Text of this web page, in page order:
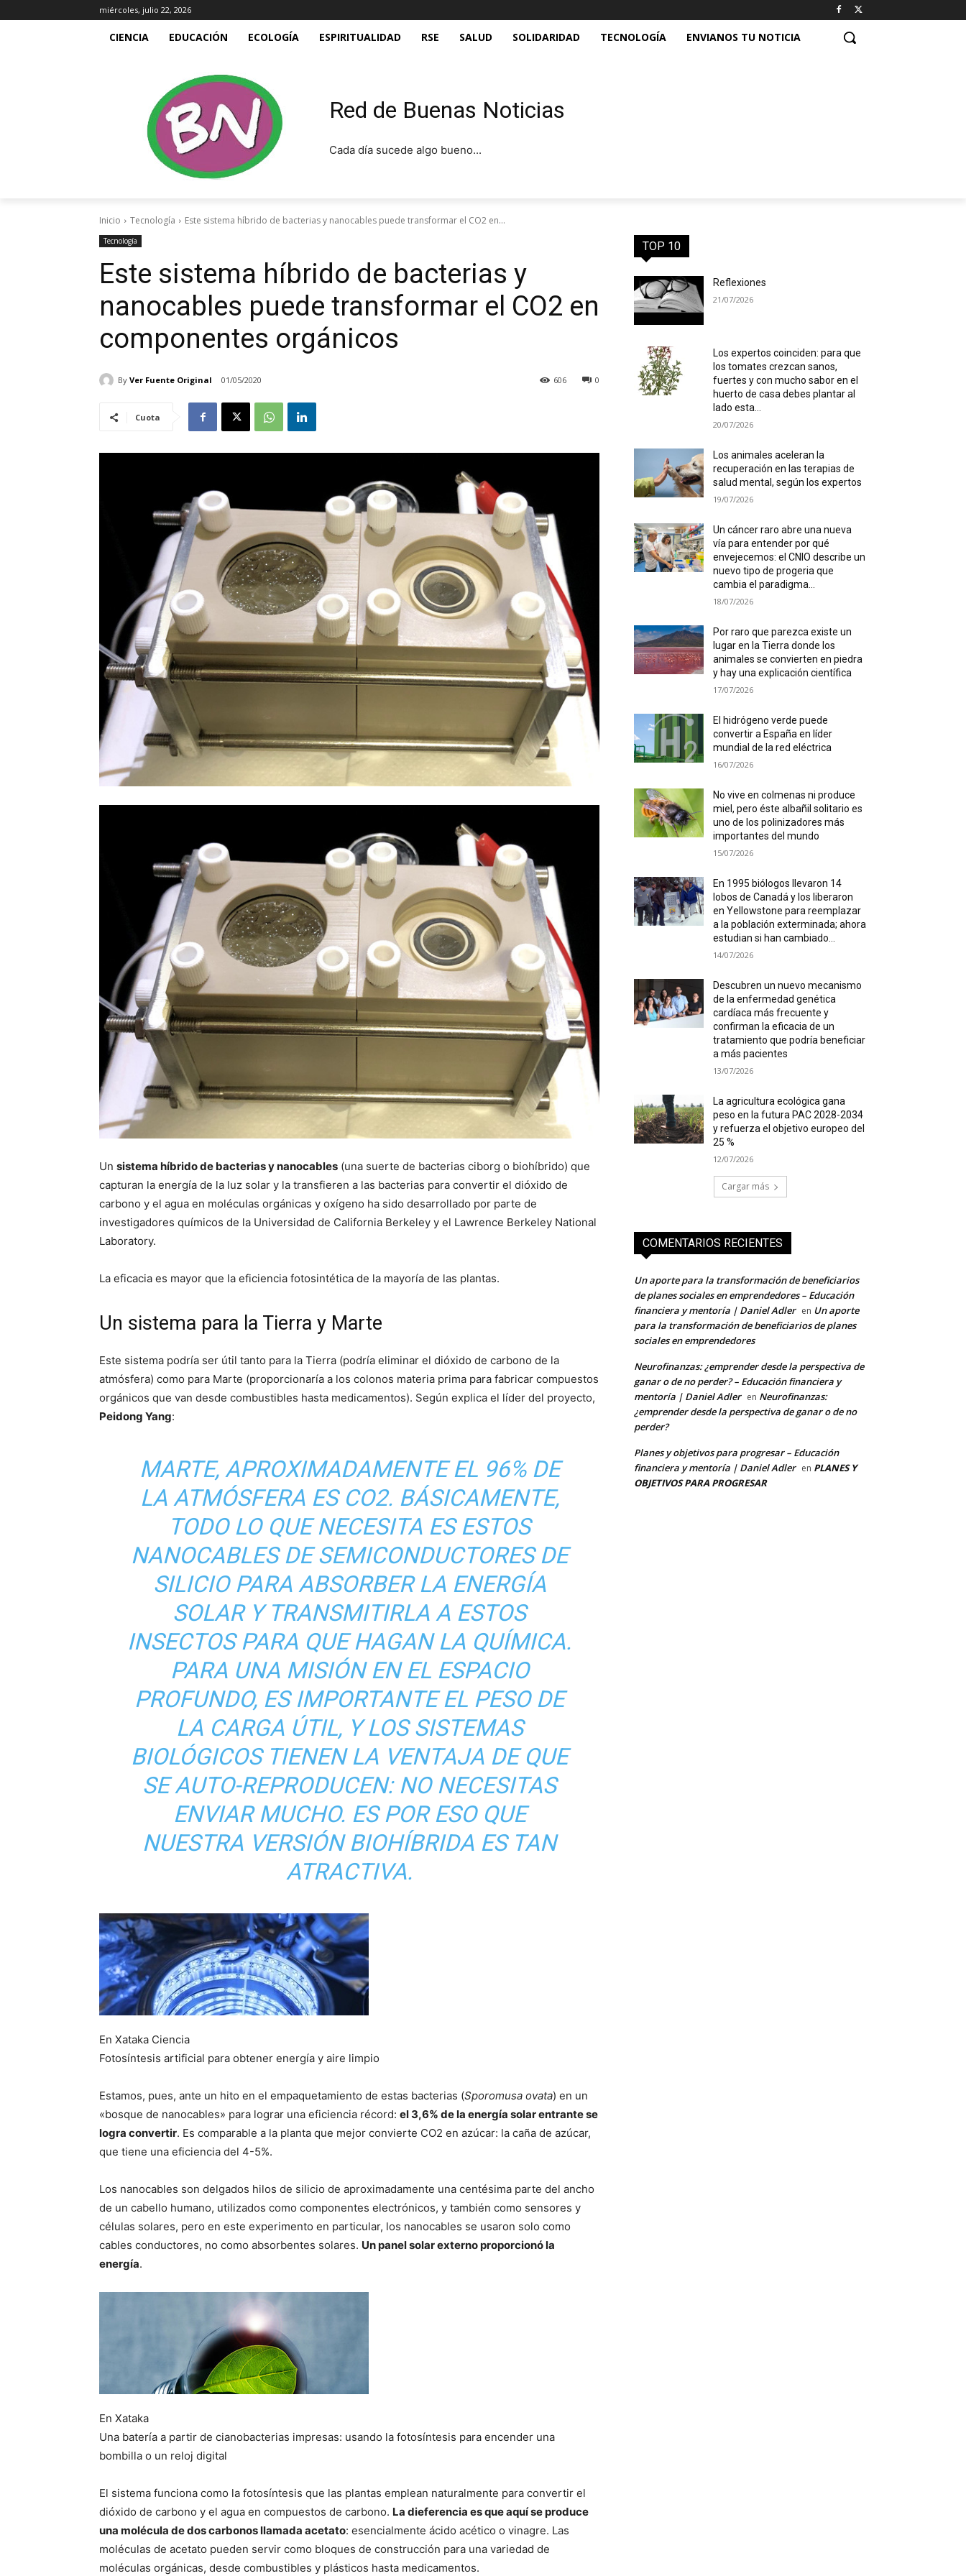
miércoles, julio 22, 2026
CIENCIA EDUCACIÓN ECOLOGÍA ESPIRITUALIDAD RSE SALUD SOLIDARIDAD TECNOLOGÍA ENVIANOS TU NOTICIA
Red de Buenas Noticias
Cada día sucede algo bueno...
Inicio Tecnología Este sistema híbrido de bacterias y nanocables puede transformar el CO2 en...
Tecnología
Este sistema híbrido de bacterias y
nanocables puede transformar el CO2 en
componentes orgánicos
By Ver Fuente Original 01/05/2020 0
606
Cuota
Un sistema híbrido de bacterias y nanocables (una suerte de bacterias ciborg o biohíbrido) que
capturan la energía de la luz solar y la transfieren a las bacterias para convertir el dióxido de
carbono y el agua en moléculas orgánicas y oxígeno ha sido desarrollado por parte de
investigadores químicos de la Universidad de California Berkeley y el Lawrence Berkeley National
Laboratory.
La eficacia es mayor que la eficiencia fotosintética de la mayoría de las plantas.
Un sistema para la Tierra y Marte
Este sistema podría ser útil tanto para la Tierra (podría eliminar el dióxido de carbono de la
atmósfera) como para Marte (proporcionaría a los colonos materia prima para fabricar compuestos
orgánicos que van desde combustibles hasta medicamentos). Según explica el líder del proyecto,
Peidong Yang:
MARTE, APROXIMADAMENTE EL 96% DE
LA ATMÓSFERA ES CO2. BÁSICAMENTE,
TODO LO QUE NECESITA ES ESTOS
NANOCABLES DE SEMICONDUCTORES DE
SILICIO PARA ABSORBER LA ENERGÍA
SOLAR Y TRANSMITIRLA A ESTOS
INSECTOS PARA QUE HAGAN LA QUÍMICA.
PARA UNA MISIÓN EN EL ESPACIO
PROFUNDO, ES IMPORTANTE EL PESO DE
LA CARGA ÚTIL, Y LOS SISTEMAS
BIOLÓGICOS TIENEN LA VENTAJA DE QUE
SE AUTO-REPRODUCEN: NO NECESITAS
ENVIAR MUCHO. ES POR ESO QUE
NUESTRA VERSIÓN BIOHÍBRIDA ES TAN
ATRACTIVA.
En Xataka Ciencia
Fotosíntesis artificial para obtener energía y aire limpio
Estamos, pues, ante un hito en el empaquetamiento de estas bacterias (Sporomusa ovata) en un
«bosque de nanocables» para lograr una eficiencia récord: el 3,6% de la energía solar entrante se
logra convertir. Es comparable a la planta que mejor convierte CO2 en azúcar: la caña de azúcar,
que tiene una eficiencia del 4-5%.
Los nanocables son delgados hilos de silicio de aproximadamente una centésima parte del ancho
de un cabello humano, utilizados como componentes electrónicos, y también como sensores y
células solares, pero en este experimento en particular, los nanocables se usaron solo como
cables conductores, no como absorbentes solares. Un panel solar externo proporcionó la
energía.
En Xataka
Una batería a partir de cianobacterias impresas: usando la fotosíntesis para encender una
bombilla o un reloj digital
El sistema funciona como la fotosíntesis que las plantas emplean naturalmente para convertir el
dióxido de carbono y el agua en compuestos de carbono. La dieferencia es que aquí se produce
una molécula de dos carbonos llamada acetato: esencialmente ácido acético o vinagre. Las
moléculas de acetato pueden servir como bloques de construcción para una variedad de
moléculas orgánicas, desde combustibles y plásticos hasta medicamentos.
TOP 10
Reflexiones
21/07/2026
Los expertos coinciden: para que
los tomates crezcan sanos,
fuertes y con mucho sabor en el
huerto de casa debes plantar al
lado esta...
20/07/2026
Los animales aceleran la
recuperación en las terapias de
salud mental, según los expertos
19/07/2026
Un cáncer raro abre una nueva
vía para entender por qué
envejecemos: el CNIO describe un
nuevo tipo de progeria que
cambia el paradigma...
18/07/2026
Por raro que parezca existe un
lugar en la Tierra donde los
animales se convierten en piedra
y hay una explicación científica
17/07/2026
El hidrógeno verde puede
convertir a España en líder
mundial de la red eléctrica
16/07/2026
No vive en colmenas ni produce
miel, pero éste albañil solitario es
uno de los polinizadores más
importantes del mundo
15/07/2026
En 1995 biólogos llevaron 14
lobos de Canadá y los liberaron
en Yellowstone para reemplazar
a la población exterminada; ahora
estudian si han cambiado...
14/07/2026
Descubren un nuevo mecanismo
de la enfermedad genética
cardíaca más frecuente y
confirman la eficacia de un
tratamiento que podría beneficiar
a más pacientes
13/07/2026
La agricultura ecológica gana
peso en la futura PAC 2028-2034
y refuerza el objetivo europeo del
25 %
12/07/2026
Cargar más
COMENTARIOS RECIENTES
Un aporte para la transformación de beneficiarios
de planes sociales en emprendedores – Educación
financiera y mentoría | Daniel Adler en Un aporte
para la transformación de beneficiarios de planes
sociales en emprendedores
Neurofinanzas: ¿emprender desde la perspectiva de
ganar o de no perder? – Educación financiera y
mentoría | Daniel Adler en Neurofinanzas:
¿emprender desde la perspectiva de ganar o de no
perder?
Planes y objetivos para progresar – Educación
financiera y mentoría | Daniel Adler en PLANES Y
OBJETIVOS PARA PROGRESAR